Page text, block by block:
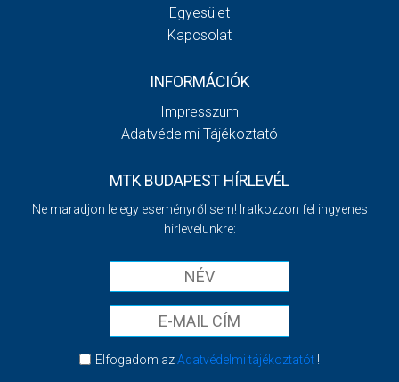
Egyesület
Kapcsolat
INFORMÁCIÓK
Impresszum
Adatvédelmi Tájékoztató
MTK BUDAPEST HÍRLEVÉL
Ne maradjon le egy eseményről sem! Iratkozzon fel ingyenes
hírlevelünkre:
Elfogadom azAdatvédelmi tájékoztatót!